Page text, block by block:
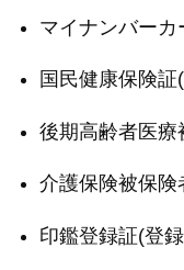
マイナンバー
国民健康保険
後期高齢者医療
介護保険被保険
印鑑登録証(登